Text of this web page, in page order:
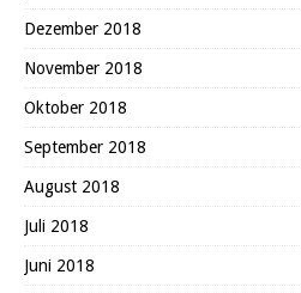
Dezember 2018
November 2018
Oktober 2018
September 2018
August 2018
Juli 2018
Juni 2018